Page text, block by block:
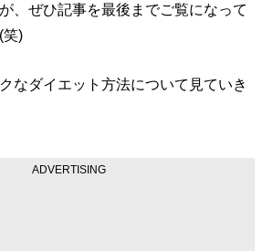
、ぜひ記事を最後までご覧になって
笑)
なダイエット方法について見ていき
ADVERTISING